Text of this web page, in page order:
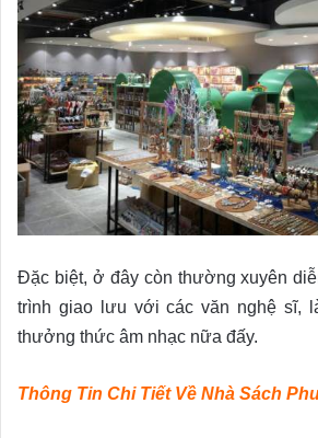
Đặc biệt, ở đây còn thường xuyên
trình giao lưu với các văn nghệ sĩ,
thưởng thức âm nhạc nữa đấy.
Thông Tin Chi Tiết Về Nhà Sách